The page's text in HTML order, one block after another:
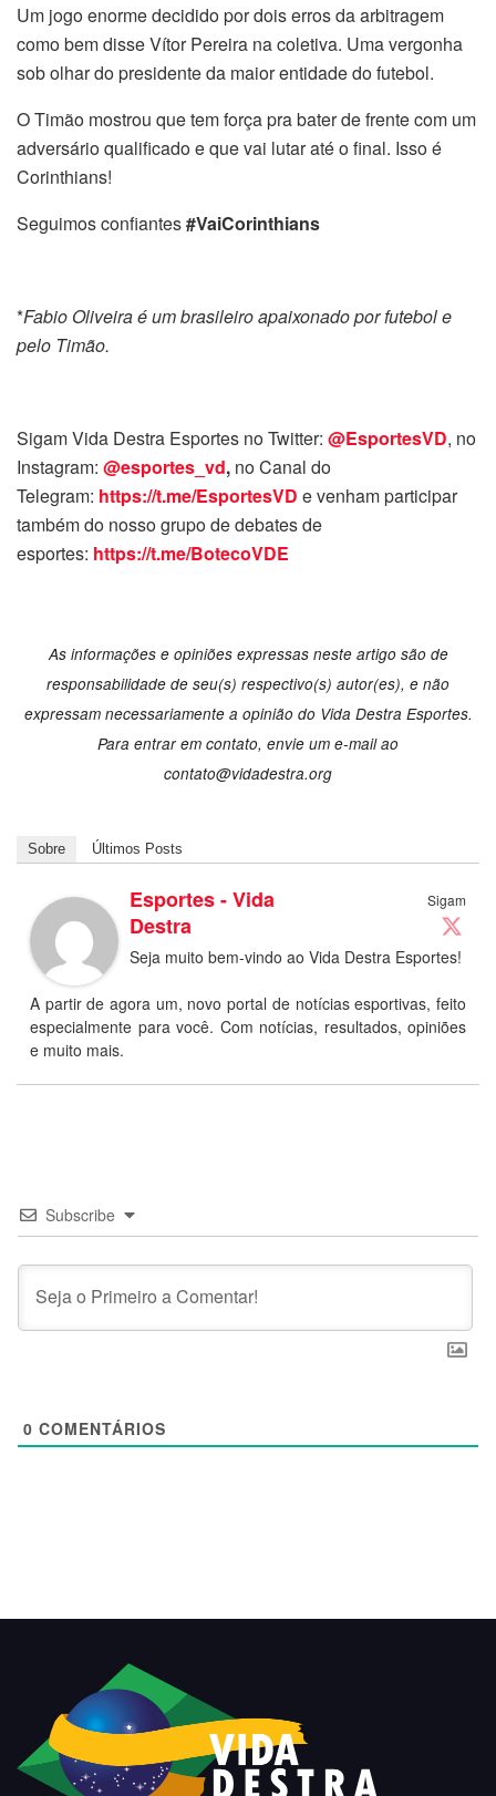
Um jogo enorme decidido por dois erros da arbitragem
como bem disse Vítor Pereira na coletiva. Uma vergonha
sob olhar do presidente da maior entidade do futebol.
O Timão mostrou que tem força pra bater de frente com um
adversário qualificado e que vai lutar até o final. Isso é
Corinthians!
Seguimos confiantes#VaiCorinthians
*Fabio Oliveira é um brasileiro apaixonado por futebol e
pelo Timão.
Sigam Vida Destra Esportes no Twitter: @EsportesVD, no
Instagram: @esportes_vd, no Canal do
Telegram: https://t.me/EsportesVD e venham participar
também do nosso grupo de debates de
esportes: https://t.me/BotecoVDE
As informações e opiniões expressas neste artigo são de
responsabilidade de seu(s) respectivo(s) autor(es), e não
expressam necessariamente a opinião do Vida Destra Esportes.
Para entrar em contato, envie um e-mail ao
contato@vidadestra.org
Sobre Últimos Posts
Sigam
Esportes - Vida
Destra
Seja muito bem-vindo ao Vida Destra Esportes!
A partir de agora um, novo portal de notícias esportivas, feito
especialmente para você. Com notícias, resultados, opiniões
e muito mais.
Subscribe
0 COMENTÁRIOS